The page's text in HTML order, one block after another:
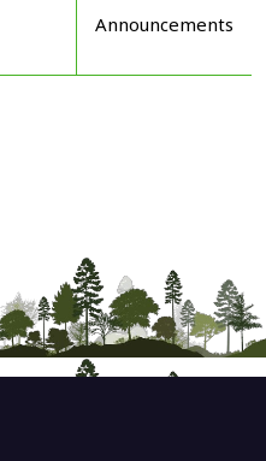
Announcements